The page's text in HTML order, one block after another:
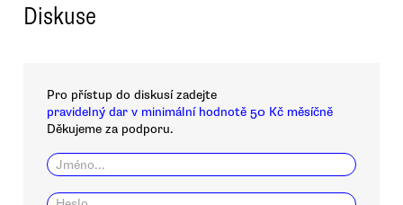
Diskuse
Pro přístup do diskusí zadejte
pravidelný dar v minimální hodnotě 50 Kč měsíčně
Děkujeme za podporu.